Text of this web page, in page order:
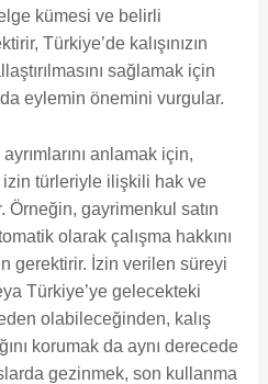
kümesi ve belirli
Türkiye’de kalışınızın
sağlamak için
eylemin önemini vurgular.
anlamak için,
türleriyle ilişkili hak ve
Örneğin, gayrimenkul satın
olarak çalışma hakkını
gerektirir. İzin verilen süreyi
Türkiye’ye gelecekteki
olabileceğinden, kalış
korumak da aynı derecede
gezinmek, son kullanma